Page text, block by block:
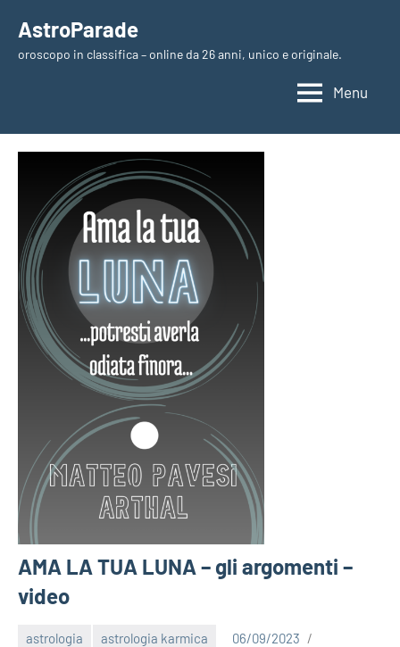
contenuto
AstroParade
oroscopo in classifica – online da 26 anni, unico e originale.
Menu
AMA LA TUA LUNA – gli argomenti –
video
astrologia astrologia karmica
06/09/2023